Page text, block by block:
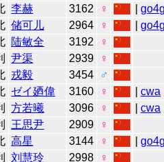
李赫 3162 ♀ |
储可儿 2964 ♀ |
陆敏全 3192
♀
尹渠 2939
♀
戎毅 3454
♂
ゼイ廼偉 3160 ♀ |cwa
方若曦 3096 ♀ |cwa
王思尹 2909
♀
高星 3144 ♀ |
刘慧玲 2998
♀